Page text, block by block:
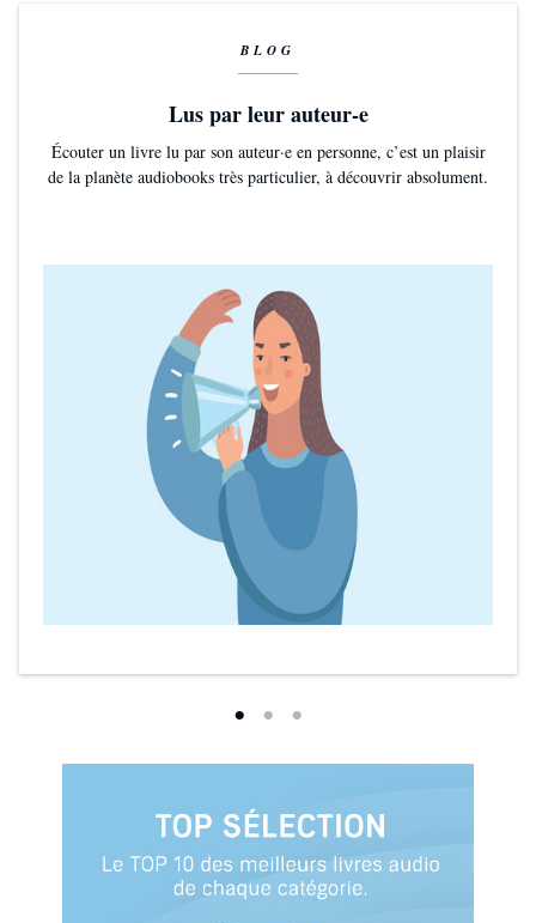
BLOG
Lus par leur auteur-e
Écouter un livre lu par son auteur·e en personne, c’est un plaisir
de la planète audiobooks très particulier, à découvrir absolument.